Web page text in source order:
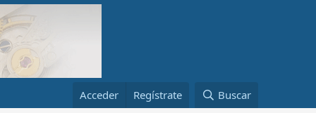
Acceder Regístrate Buscar